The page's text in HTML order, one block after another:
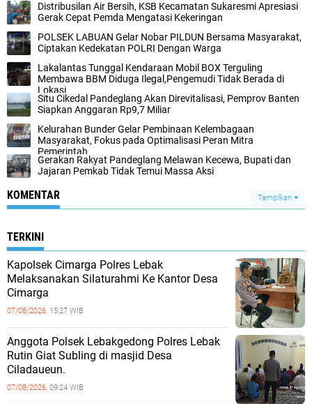
Distribusilan Air Bersih, KSB Kecamatan Sukaresmi Apresiasi
Gerak Cepat Pemda Mengatasi Kekeringan
POLSEK LABUAN Gelar Nobar PILDUN Bersama Masyarakat,
Ciptakan Kedekatan POLRI Dengan Warga
Lakalantas Tunggal Kendaraan Mobil BOX Terguling
Membawa BBM Diduga Ilegal,Pengemudi Tidak Berada di
Lokasi
Situ Cikedal Pandeglang Akan Direvitalisasi, Pemprov Banten
Siapkan Anggaran Rp9,7 Miliar
Kelurahan Bunder Gelar Pembinaan Kelembagaan
Masyarakat, Fokus pada Optimalisasi Peran Mitra
Pemerintah
Gerakan Rakyat Pandeglang Melawan Kecewa, Bupati dan
Jajaran Pemkab Tidak Temui Massa Aksi
KOMENTAR Tampilkan
TERKINI
Kapolsek Cimarga Polres Lebak
Melaksanakan Silaturahmi Ke Kantor Desa
Cimarga
07/08/2026, 15:27 WIB
Anggota Polsek Lebakgedong Polres Lebak
Rutin Giat Subling di masjid Desa
Ciladaueun.
07/08/2026, 09:24 WIB